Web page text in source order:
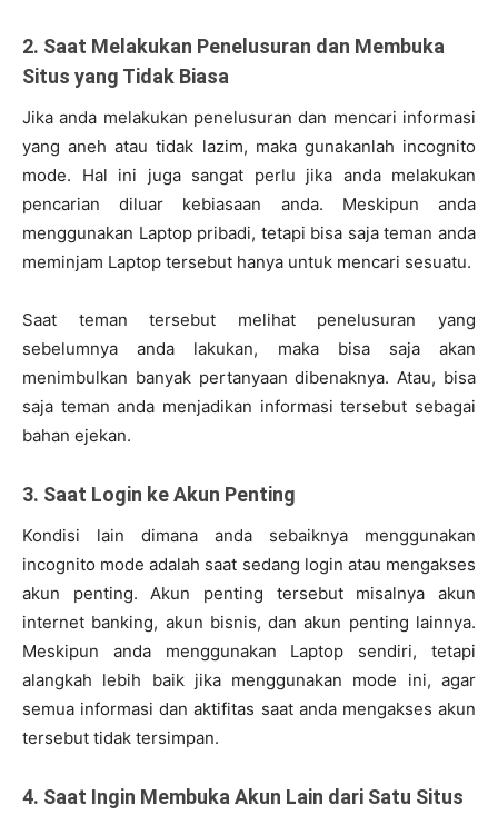
2. Saat Melakukan Penelusuran dan Membuka
Situs yang Tidak Biasa
Jika anda melakukan penelusuran dan mencari informasi
yang aneh atau tidak lazim, maka gunakanlah incognito
mode. Hal ini juga sangat perlu jika anda melakukan
pencarian diluar kebiasaan anda. Meskipun anda
menggunakan Laptop pribadi, tetapi bisa saja teman anda
meminjam Laptop tersebut hanya untuk mencari sesuatu.
Saat teman tersebut melihat penelusuran yang
sebelumnya anda lakukan, maka bisa saja akan
menimbulkan banyak pertanyaan dibenaknya. Atau, bisa
saja teman anda menjadikan informasi tersebut sebagai
bahan ejekan.
3. Saat Login ke Akun Penting
Kondisi lain dimana anda sebaiknya menggunakan
incognito mode adalah saat sedang login atau mengakses
akun penting. Akun penting tersebut misalnya akun
internet banking, akun bisnis, dan akun penting lainnya.
Meskipun anda menggunakan Laptop sendiri, tetapi
alangkah lebih baik jika menggunakan mode ini, agar
semua informasi dan aktifitas saat anda mengakses akun
tersebut tidak tersimpan.
4. Saat Ingin Membuka Akun Lain dari Satu Situs